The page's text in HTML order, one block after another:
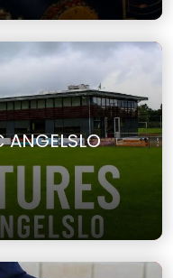
ANGELSLO